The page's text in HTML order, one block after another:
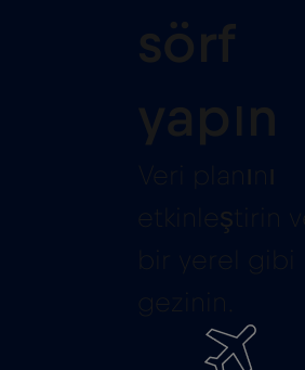
sörf
yapın
Veri planını
etkinleştirin ve